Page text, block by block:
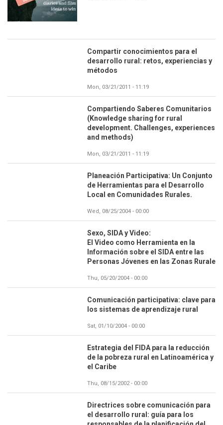
Compartir conocimientos para el
desarrollo rural: retos, experiencias y
métodos
Mon, 03/21/2011 - 11:19
Compartiendo Saberes Comunitarios
(Knowledge sharing for rural
development. Challenges, experiences
and methods)
Mon, 03/21/2011 - 11:19
Planeación Participativa: Un Conjunto
de Herramientas para el Desarrollo
Local en Comunidades Rurales.
Wed, 08/25/2004 - 00:00
Sexo, SIDA y Video:
El Video como Herramienta en la
Información sobre el SIDA entre las
Personas Jóvenes en las Zonas Rurale
Thu, 05/20/2004 - 00:00
Comunicación participativa: clave para
los sistemas de aprendizaje rural
Sat, 01/10/2004 - 00:00
Estrategia del FIDA para la reducción
de la pobreza rural en Latinoamérica y
el Caribe
Thu, 08/15/2002 - 00:00
Directrices sobre comunicación para
el desarrollo rural: guía para los